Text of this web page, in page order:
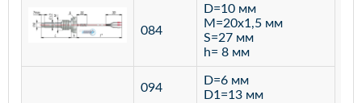
084
D=10 мм
M=20х1,5 мм
S=27 мм
h= 8 мм
094
D=6 мм
D1=13 мм